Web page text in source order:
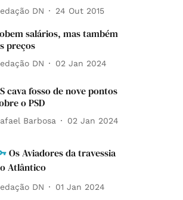
DN 24 Out 2015
salários, mas também
preços
DN 02 Jan 2024
cava fosso de nove pontos
o PSD
Barbosa 02 Jan 2024
Os Aviadores da travessia
Atlântico
DN 01 Jan 2024